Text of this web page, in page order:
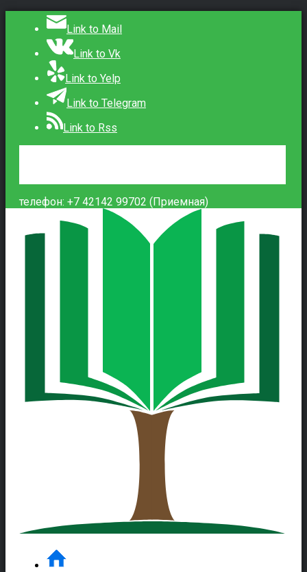
Link to Mail
Link to Vk
Link to Yelp
Link to Telegram
Link to Rss
телефон: +7 42142 99702 (Приемная)